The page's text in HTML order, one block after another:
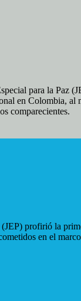
para la Paz
en Colombia,
comparecientes.
profirió la
en el